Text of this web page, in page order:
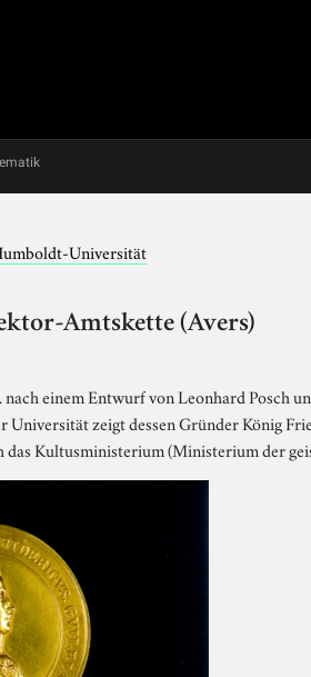
Universität
Amtskette (Avers)
einem Entwurf von Leonhard Posch
Universität zeigt dessen Gründer König
Kultusministerium (Ministerium der